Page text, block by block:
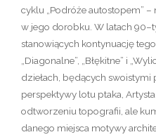
cyklu „Podróże autostopem”
w jego dorobku. W latach
stanowiących kontynuację tego
„Diagonalne”, „Błękitne” i
dziełach, będących
perspektywy lotu ptaka,
odtworzeniu topografii, ale
danego miejsca motywy